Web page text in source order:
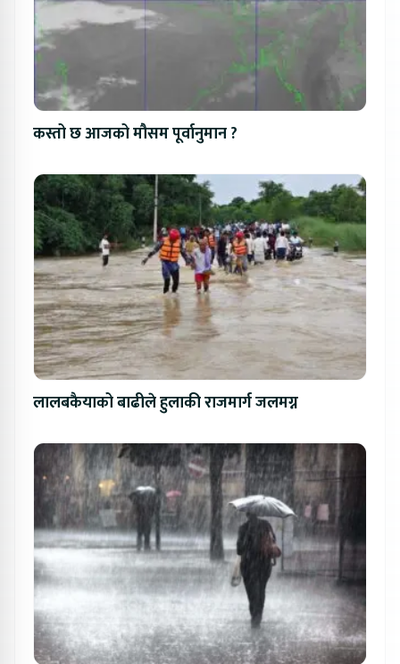
कस्तो छ आजको मौसम पूर्वानुमान ?
लालबकैयाको बाढीले हुलाकी राजमार्ग जलमग्न